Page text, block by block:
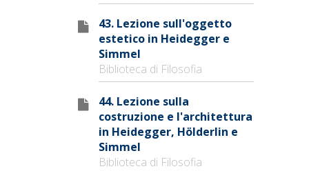
43. Lezione sull'oggetto
estetico in Heidegger e
Simmel
Biblioteca di Filosofia
44. Lezione sulla
costruzione e l'architettura
in Heidegger, Hölderlin e
Simmel
Biblioteca di Filosofia